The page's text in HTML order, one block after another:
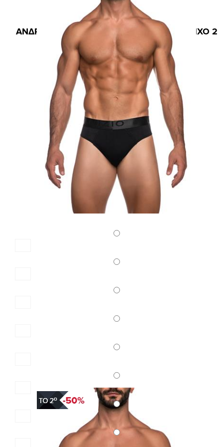
Κωδ.:4399
ΑΝΔΡΙΚΟ ΣΛΙΠ NIZIO ΜΕ ΕΣΩΤΕΡΙΚΟ ΛΑΣΤΙΧΟ 2
PACK
15,60 €